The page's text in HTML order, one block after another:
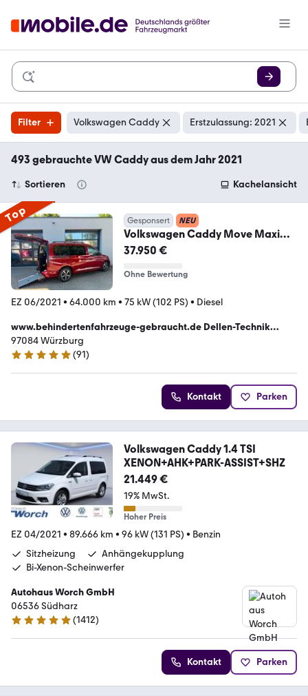
Filter Volkswagen Caddy Erstzulassung: 2021
493 gebrauchte VW Caddy aus dem Jahr 2021
Sortieren Kachelansicht
Top Gesponsert NEU
Volkswagen Caddy Move Maxi
LED Behindertengerecht Rampe
37.950 €
Ohne Bewertung
EZ 06/2021 • 64.000 km • 75 kW (102 PS) • Diesel
www.behindertenfahrzeuge-gebraucht.de Dellen-Technik
GmbH
97084 Würzburg
5 Sterne
(91)
Kontakt Parken
Volkswagen Caddy 1.4 TSI
XENON+AHK+PARK-ASSIST+SHZ
21.449 €
19% MwSt.
Hoher Preis
EZ 04/2021 • 89.666 km • 96 kW (131 PS) • Benzin
Sitzheizung
Anhängekupplung
Bi-Xenon-Scheinwerfer
Autohaus Worch GmbH
06536 Südharz
4.9 Sterne
(1412)
Kontakt Parken